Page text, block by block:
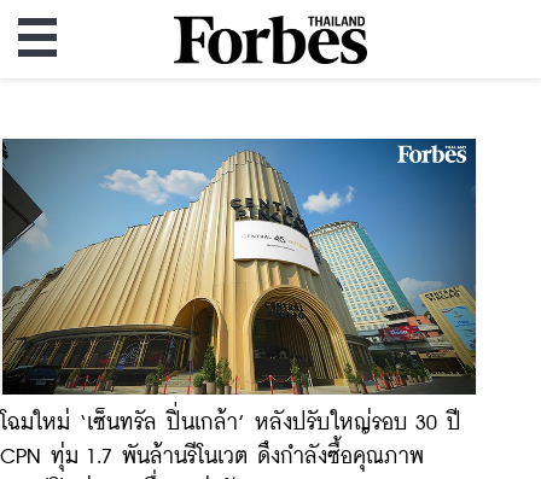
โฉมใหม่ ‘เซ็นทรัล ปิ่นเกล้า’ หลังปรับใหญ่รอบ 30 ปี
CPN ทุ่ม 1.7 พันล้านรีโนเวต ดึงกำลังซื้อคุณภาพ